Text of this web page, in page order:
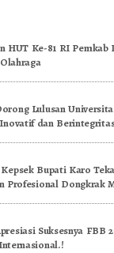
HUT Ke-81 RI Pemkab
Lulusan
dan
Bupati Karo
Profesional Dongkrak
Suksesnya FBB